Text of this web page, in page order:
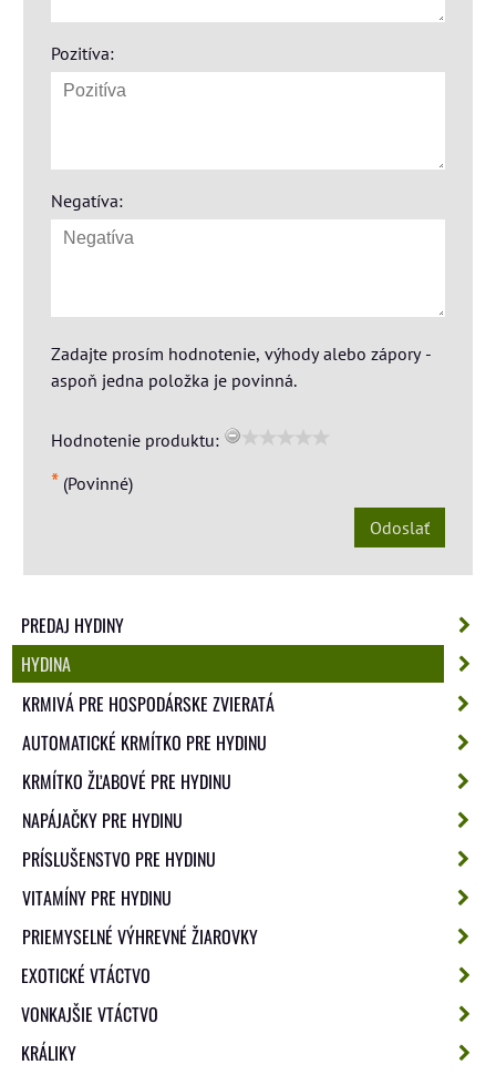
Pozitíva:
Negatíva:
Zadajte prosím hodnotenie, výhody alebo zápory -
aspoň jedna položka je povinná.
Hodnotenie produktu:
* (Povinné)
Odoslať
PREDAJ HYDINY
HYDINA
KRMIVÁ PRE HOSPODÁRSKE ZVIERATÁ
AUTOMATICKÉ KRMÍTKO PRE HYDINU
KRMÍTKO ŽĽABOVÉ PRE HYDINU
NAPÁJAČKY PRE HYDINU
PRÍSLUŠENSTVO PRE HYDINU
VITAMÍNY PRE HYDINU
PRIEMYSELNÉ VÝHREVNÉ ŽIAROVKY
EXOTICKÉ VTÁCTVO
VONKAJŠIE VTÁCTVO
KRÁLIKY